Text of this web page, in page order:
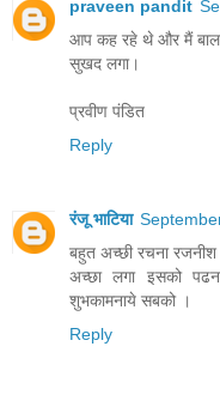
praveen pandit
आप कह रहे थे और मैं
सुखद लगा।
प्रवीण पंडित
Reply
रंजू भाटिया
बहुत अच्छी रचना
अच्छा लगा इसको
शुभकामनाये सबको ।
Reply